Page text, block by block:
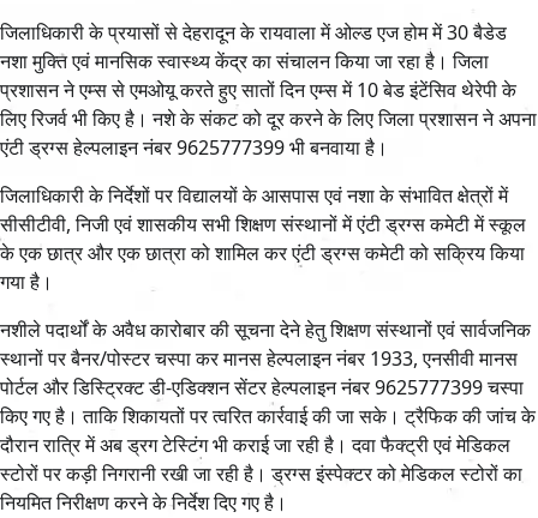
जिलाधिकारी के प्रयासों से देहरादून के रायवाला में ओल्ड एज होम में 30 बैडेड
नशा मुक्ति एवं मानसिक स्वास्थ्य केंद्र का संचालन किया जा रहा है। जिला
प्रशासन ने एम्स से एमओयू करते हुए सातों दिन एम्स में 10 बेड इंटेंसिव थेरेपी के
लिए रिजर्व भी किए है। नशे के संकट को दूर करने के लिए जिला प्रशासन ने अपना
एंटी ड्रग्स हेल्पलाइन नंबर 9625777399 भी बनवाया है।
जिलाधिकारी के निर्देशों पर विद्यालयों के आसपास एवं नशा के संभावित क्षेत्रों में
सीसीटीवी, निजी एवं शासकीय सभी शिक्षण संस्थानों में एंटी ड्रग्स कमेटी में स्कूल
के एक छात्र और एक छात्रा को शामिल कर एंटी ड्रग्स कमेटी को सक्रिय किया
गया है।
नशीले पदार्थों के अवैध कारोबार की सूचना देने हेतु शिक्षण संस्थानों एवं सार्वजनिक
स्थानों पर बैनर/पोस्टर चस्पा कर मानस हेल्पलाइन नंबर 1933, एनसीवी मानस
पोर्टल और डिस्ट्रिक्ट डी-एडिक्शन सेंटर हेल्पलाइन नंबर 9625777399 चस्पा
किए गए है। ताकि शिकायतों पर त्वरित कार्रवाई की जा सके। ट्रैफिक की जांच के
दौरान रात्रि में अब ड्रग टेस्टिंग भी कराई जा रही है। दवा फैक्ट्री एवं मेडिकल
स्टोरों पर कड़ी निगरानी रखी जा रही है। ड्रग्स इंस्पेक्टर को मेडिकल स्टोरों का
नियमित निरीक्षण करने के निर्देश दिए गए है।